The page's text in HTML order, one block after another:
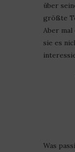
über
größte
Aber
sie es
Was